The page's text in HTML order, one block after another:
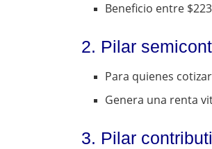
Beneficio entre
2. Pilar
Para quienes
Genera una renta
3. Pilar